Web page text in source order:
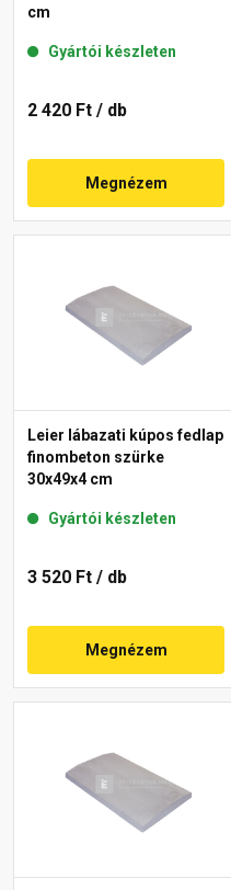
cm
Gyártói készleten
2 420 Ft / db
Megnézem
Leier lábazati kúpos fedlap
finombeton szürke
30x49x4 cm
Gyártói készleten
3 520 Ft / db
Megnézem